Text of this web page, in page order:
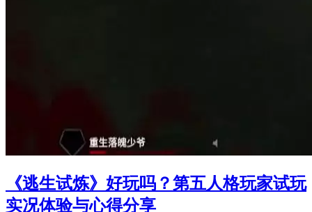
《逃生试炼》好玩吗？第五人格玩家试玩
实况体验与心得分享